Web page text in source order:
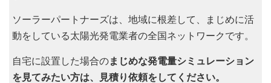
ソーラーパートナーズは、地域に根差して、まじめに活
動をしている太陽光発電業者の全国ネットワークです。
自宅に設置した場合のまじめな発電量シミュレーション
を見てみたい方は、見積り依頼をしてください。